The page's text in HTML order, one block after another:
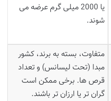
یا 2000 میلی گرم عرضه می
شوند.
متفاوت، بسته به برند، کشور
مبدا (تحت لیسانس) و تعداد
قرص ها. برخی ممکن است
گران تر یا ارزان تر باشند.